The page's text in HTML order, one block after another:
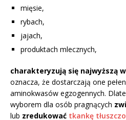
mięsie,
rybach,
jajach,
produktach mlecznych,
charakteryzują się najwyższą
oznacza, że dostarczają one
aminokwasów egzogennych.
wyborem dla osób pragnących
lub zredukować tkankę